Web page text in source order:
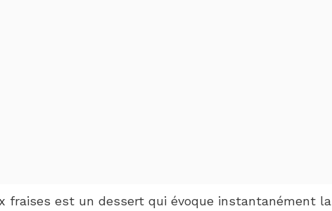
fraises est un dessert qui évoque instantanément la